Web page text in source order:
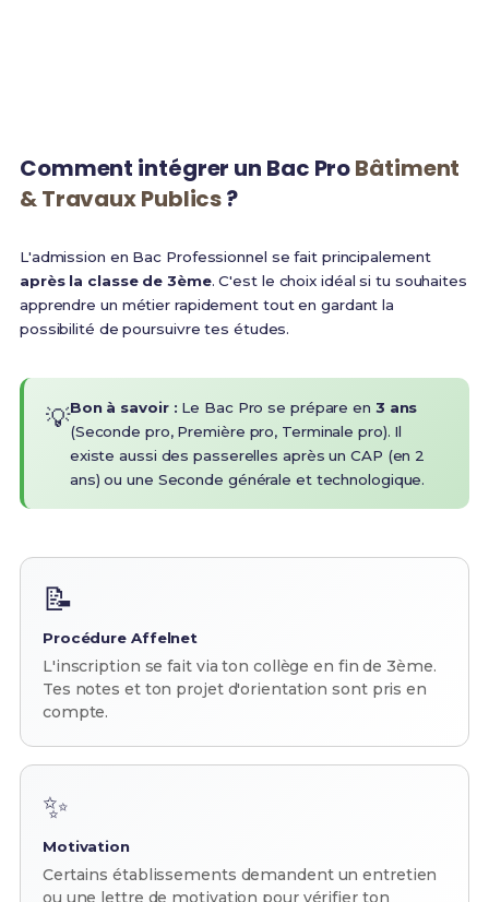
Comment intégrer un Bac ProBâtiment
& Travaux Publics?
L'admission en Bac Professionnel se fait principalement
après la classe de 3ème. C'est le choix idéal si tu souhaites
apprendre un métier rapidement tout en gardant la
possibilité de poursuivre tes études.
💡Bon à savoir : Le Bac Pro se prépare en 3 ans
(Seconde pro, Première pro, Terminale pro). Il
existe aussi des passerelles après un CAP (en 2
ans) ou une Seconde générale et technologique.
📝
Procédure Affelnet
L'inscription se fait via ton collège en fin de 3ème.
Tes notes et ton projet d'orientation sont pris en
compte.
✨
Motivation
Certains établissements demandent un entretien
ou une lettre de motivation pour vérifier ton